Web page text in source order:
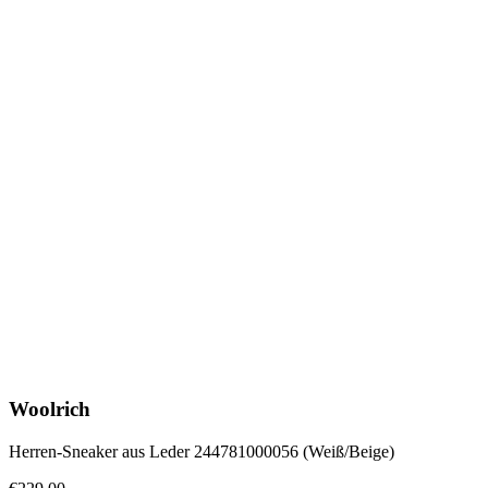
Woolrich
Herren-Sneaker aus Leder 244781000056 (Weiß/Beige)